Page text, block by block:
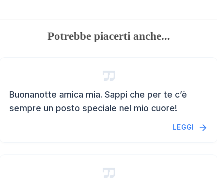
Potrebbe piacerti anche...
Buonanotte amica mia. Sappi che per te c’è
sempre un posto speciale nel mio cuore!
LEGGI